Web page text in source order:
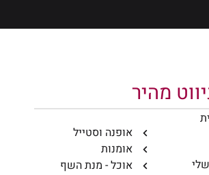
מהיר
אופנה וסטייל
אומנות
אוכל - מנת השף